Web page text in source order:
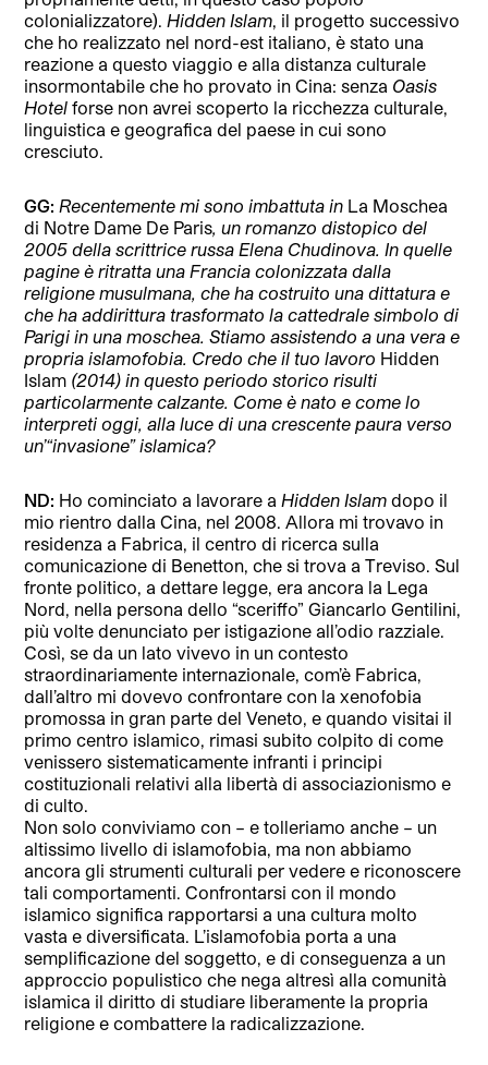
colonializzatore). Hidden Islam , il progetto successivo
che ho realizzato nel nord-est italiano, è stato una
reazione a questo viaggio e alla distanza culturale
insormontabile che ho provato in Cina: senza Oasis
Hotel forse non avrei scoperto la ricchezza culturale,
linguistica e geografica del paese in cui sono
cresciuto.
GG: Recentemente mi sono imbattuta in La Moschea
di Notre Dame De Paris , un romanzo distopico del
2005 della scrittrice russa Elena Chudinova. In quelle
pagine è ritratta una Francia colonizzata dalla
religione musulmana, che ha costruito una dittatura e
che ha addirittura trasformato la cattedrale simbolo di
Parigi in una moschea. Stiamo assistendo a una vera e
propria islamofobia. Credo che il tuo lavoro Hidden
Islam (2014) in questo periodo storico risulti
particolarmente calzante. Come è nato e come lo
interpreti oggi, alla luce di una crescente paura verso
un’“invasione” islamica?
ND: Ho cominciato a lavorare a Hidden Islam dopo il
mio rientro dalla Cina, nel 2008. Allora mi trovavo in
residenza a Fabrica, il centro di ricerca sulla
comunicazione di Benetton, che si trova a Treviso. Sul
fronte politico, a dettare legge, era ancora la Lega
Nord, nella persona dello “sceriffo” Giancarlo Gentilini,
più volte denunciato per istigazione all’odio razziale.
Così, se da un lato vivevo in un contesto
straordinariamente internazionale, com’è Fabrica,
dall’altro mi dovevo confrontare con la xenofobia
promossa in gran parte del Veneto, e quando visitai il
primo centro islamico, rimasi subito colpito di come
venissero sistematicamente infranti i principi
costituzionali relativi alla libertà di associazionismo e
di culto.
Non solo conviviamo con – e tolleriamo anche – un
altissimo livello di islamofobia, ma non abbiamo
ancora gli strumenti culturali per vedere e riconoscere
tali comportamenti. Confrontarsi con il mondo
islamico significa rapportarsi a una cultura molto
vasta e diversificata. L’islamofobia porta a una
semplificazione del soggetto, e di conseguenza a un
approccio populistico che nega altresì alla comunità
islamica il diritto di studiare liberamente la propria
religione e combattere la radicalizzazione.